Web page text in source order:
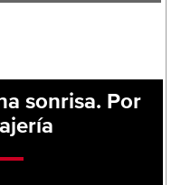
sonrisa. Por